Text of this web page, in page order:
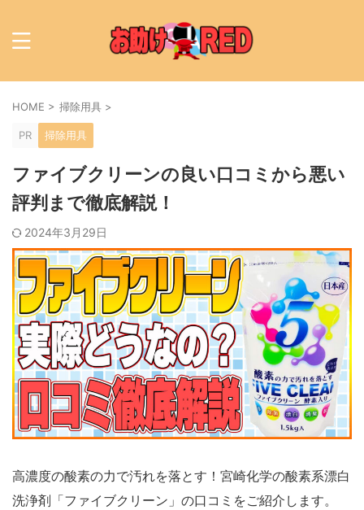
HOME > 掃除用具 >
PR 掃除用具
ファイブクリーンの良い口コミから悪い
評判まで徹底解説！
2024年3月29日
高濃度の酸素の力で汚れを落とす！宮崎化学の酸素系漂白
洗浄剤「ファイブクリーン」の口コミをご紹介します。